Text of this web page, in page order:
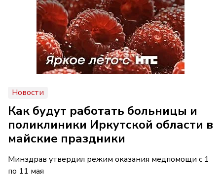
Новости
Как будут работать больницы и
поликлиники Иркутской области в
майские праздники
Минздрав утвердил режим оказания медпомощи с 1
по 11 мая